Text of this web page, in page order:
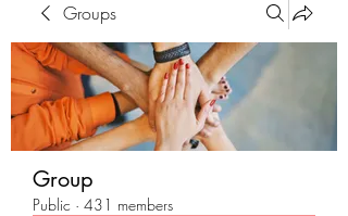
Groups
Group
Public · 431 members